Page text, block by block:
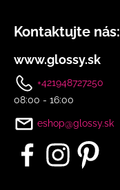
Kontaktujte nás:
www.glossy.sk
+421948727250
08:00 - 16:00
eshop@glossy.sk